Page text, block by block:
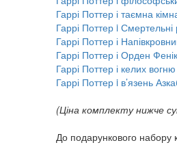
Гаррі Поттер і таємна
Гаррі Поттер i Смертельні
Гаррі Поттер і
Гаррі Поттер і Орден
Гаррі Поттер і келих вогню
Гаррі Поттер i в’язень
(Ціна комплекту нижче
До подарункового набору